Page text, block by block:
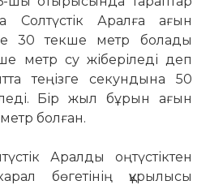
Солтүстік Аралға ағын
30 текше метр болады
метр су жіберіледі деп
теңізге секундына 50
Бір жыл бұрын ағын
болған.
Аралды оңтүстіктен
бөгетінің құрылысы